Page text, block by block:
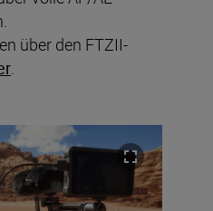
über den FTZII-